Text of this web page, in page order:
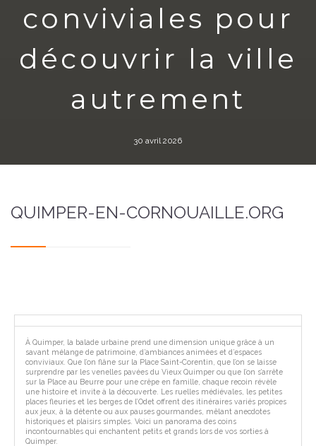
conviviales pour
découvrir la ville
autrement
30 avril 2026
QUIMPER-EN-CORNOUAILLE.ORG
À Quimper, la balade urbaine prend une dimension unique grâce à un
savant mélange de patrimoine, d’ambiances animées et d’espaces
conviviaux. Que l’on flâne sur la Place Saint-Corentin, que l’on se laisse
surprendre par les venelles pavées du Vieux Quimper ou que l’on s’arrête
sur la Place au Beurre pour une crêpe en famille, chaque recoin révèle
une histoire et invite à la découverte. Les ruelles médiévales, les petites
places fleuries et les berges de l’Odet offrent des itinéraires variés propices
aux jeux, à la détente ou aux pauses gourmandes, mêlant anecdotes
historiques et plaisirs simples. Voici un panorama des coins
incontournables qui enchantent petits et grands lors de vos sorties à
Quimper.